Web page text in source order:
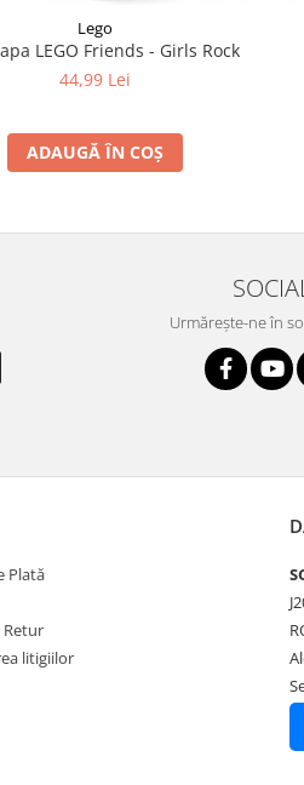
Lego
LEGO Friends - Girls Rock
44,99 Lei
ADAUGĂ ÎN COȘ
Urmărește-ne în
Plată
Retur
litigiilor